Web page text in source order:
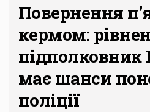
Повернення
кермом:
має шанси
поліції